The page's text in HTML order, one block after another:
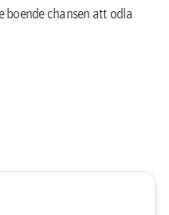
boende chansen att odla